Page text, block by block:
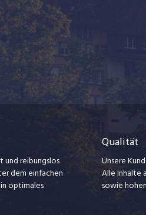
und reibungslos
dem einfachen
optimales
Qualität
Unsere
Alle Inhalte
sowie